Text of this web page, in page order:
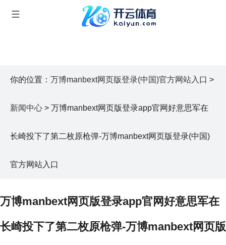
你的位置： 万博manbext网页版登录(中国)官方网站入口 >
新闻中心 > 万博manbext网页版登录app官网好意思军在
长崎投下了第二枚原枪弹-万博manbext网页版登录(中国)
官方网站入口
万博manbext网页版登录app官网好意思军在
长崎投下了第二枚原枪弹-万博manbext网页版